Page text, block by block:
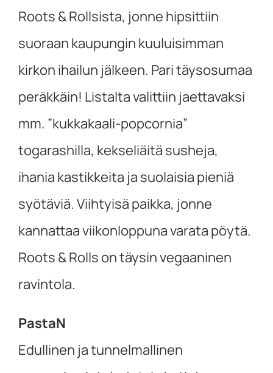
Roots & Rollsista, jonne hipsittiin
suoraan kaupungin kuuluisimman
kirkon ihailun jälkeen. Pari täysosumaa
peräkkäin! Listalta valittiin jaettavaksi
mm. ”kukkakaali-popcornia”
togarashilla, kekseliäitä susheja,
ihania kastikkeita ja suolaisia pieniä
syötäviä. Viihtyisä paikka, jonne
kannattaa viikonloppuna varata pöytä.
Roots & Rolls on täysin vegaaninen
ravintola.
PastaN
Edullinen ja tunnelmallinen